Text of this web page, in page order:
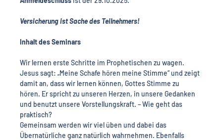
Versicherung ist Sache des Teilnehmers!
Inhalt des Seminars
Wir lernen erste Schritte im Prophetischen zu wagen.
Jesus sagt: „Meine Schafe hören meine Stimme“ und zeigt
damit an, dass wir lernen können, Gottes Stimme zu
hören. Er spricht zu unseren Herzen, in unsere Gedanken
und benutzt unsere Vorstellungskraft. – Wie geht das
praktisch?
Gemeinsam werden wir viel üben und dabei das
Übernatürliche ganz natürlich wahrnehmen. Ebenfalls